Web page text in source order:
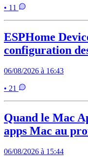
• 11
ESPHome
configuration
06/08/2026 à 16:43
• 21
Quand le Mac
apps Mac au
06/08/2026 à 15:44